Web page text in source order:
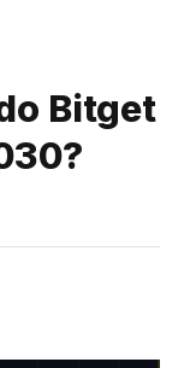
Bitget